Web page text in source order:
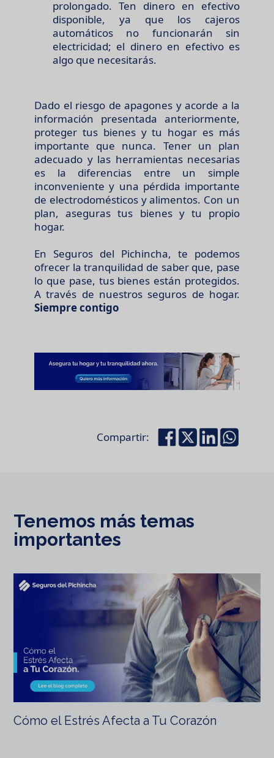
prolongado. Ten dinero en efectivo
disponible, ya que los cajeros
automáticos no funcionarán sin
electricidad; el dinero en efectivo es
algo que necesitarás.
Dado el riesgo de apagones y acorde a la
información presentada anteriormente,
proteger tus bienes y tu hogar es más
importante que nunca. Tener un plan
adecuado y las herramientas necesarias
es la diferencias entre un simple
inconveniente y una pérdida importante
de electrodomésticos y alimentos. Con un
plan, aseguras tus bienes y tu propio
hogar.
En Seguros del Pichincha, te podemos
ofrecer la tranquilidad de saber que, pase
lo que pase, tus bienes están protegidos.
A través de nuestros seguros de hogar.
Siempre contigo
Compartir:
Tenemos más temas
importantes
Cómo el Estrés Afecta a Tu Corazón